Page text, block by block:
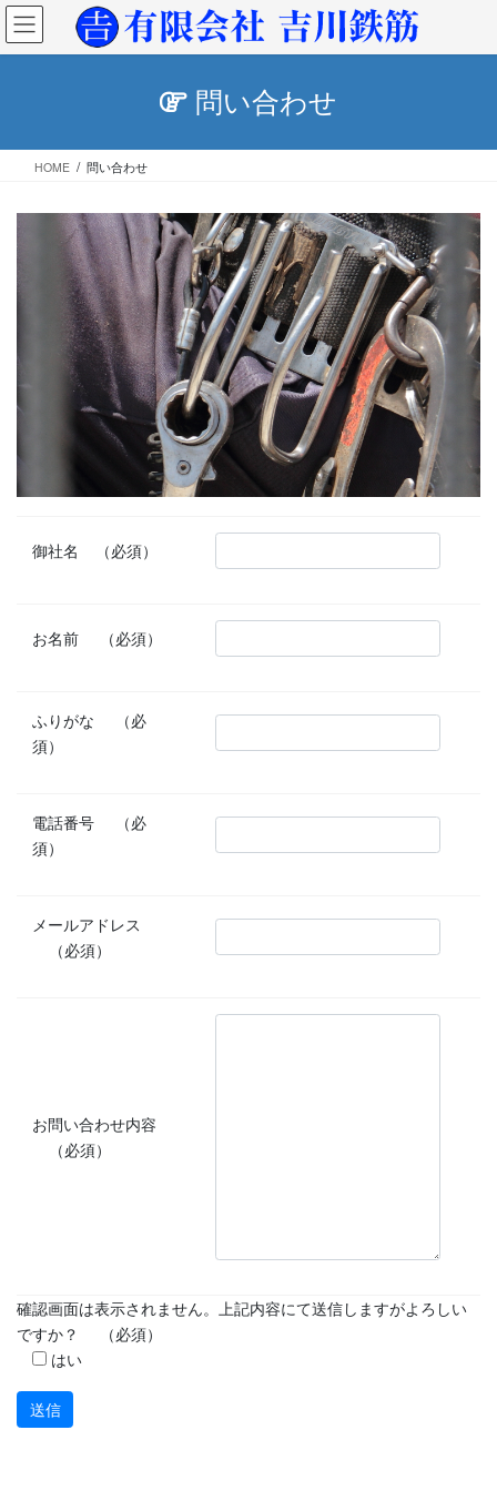
コ
ン
テ
ス
ナ
ビ
ゲ
ン
問い合わせ
HOME 問い合わせ
御社名 （必須）
お名前 （必須）
ふりがな
（必
須）
電話番号
（必
須）
メールアドレス
（必須）
お問い合わせ内容
（必須）
確認画面は表示されません。上記内容にて送信しますがよろしい
ですか？
（必須）
はい